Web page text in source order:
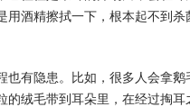
用酒精擦拭一下，根本起不到
也有隐患。比如，很多人会拿
绒毛带到耳朵里，在经过掏耳